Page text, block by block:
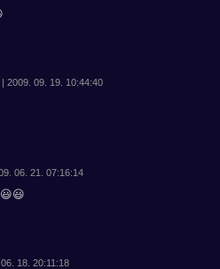
| 2009. 09. 19. 10:44:40
06. 21. 07:16:14
18. 20:11:18